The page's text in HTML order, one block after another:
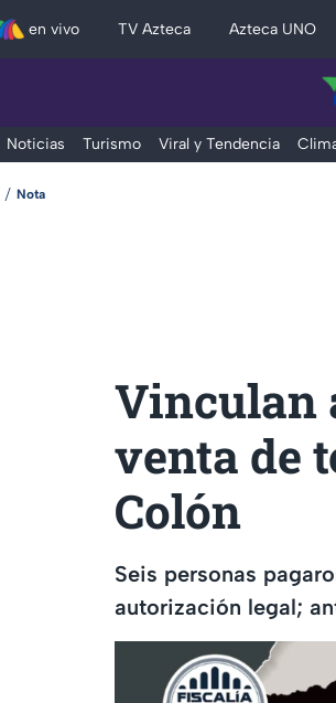
en vivo TV Azteca Azteca UNO
Noticias Turismo Viral y Tendencia
Nota
Vinculan
venta de
Colón
Seis personas
autorización legal;